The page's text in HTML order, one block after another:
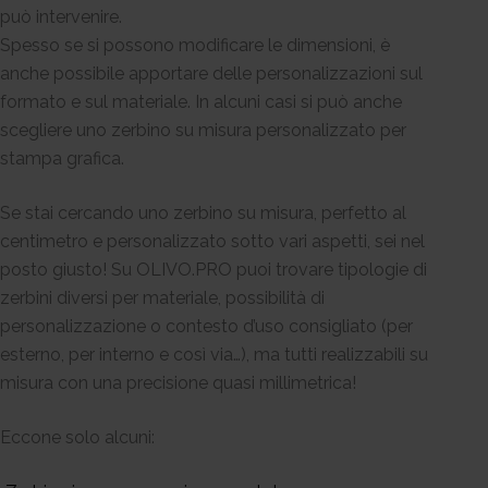
può intervenire.
Spesso se si possono modificare le dimensioni, è
anche possibile apportare delle personalizzazioni sul
formato e sul materiale. In alcuni casi si può anche
scegliere uno zerbino su misura personalizzato per
stampa grafica.
Se stai cercando uno zerbino su misura, perfetto al
centimetro e personalizzato sotto vari aspetti, sei nel
posto giusto! Su OLIVO.PRO puoi trovare tipologie di
zerbini diversi per materiale, possibilità di
personalizzazione o contesto d’uso consigliato (per
esterno, per interno e così via…), ma tutti realizzabili su
misura con una precisione quasi millimetrica!
Eccone solo alcuni: